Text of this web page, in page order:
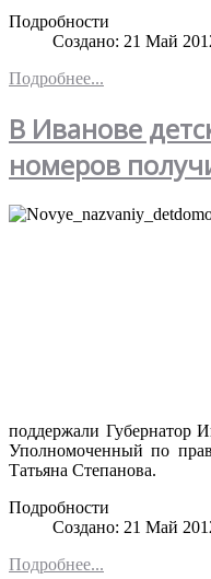
Подробности
Создано: 21 Май
Подробнее...
В Иванове
номеров
поддержали Губернатор
Уполномоченный по
Татьяна Степанова.
Подробности
Создано: 21 Май
Подробнее...